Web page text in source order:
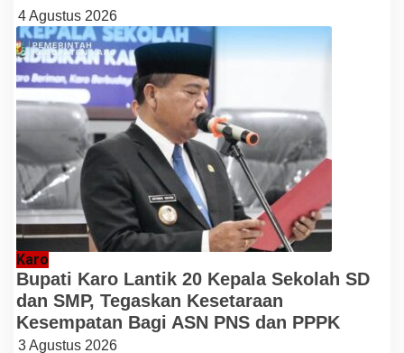
4 Agustus 2026
Karo
Bupati Karo Lantik 20 Kepala Sekolah SD
dan SMP, Tegaskan Kesetaraan
Kesempatan Bagi ASN PNS dan PPPK
3 Agustus 2026